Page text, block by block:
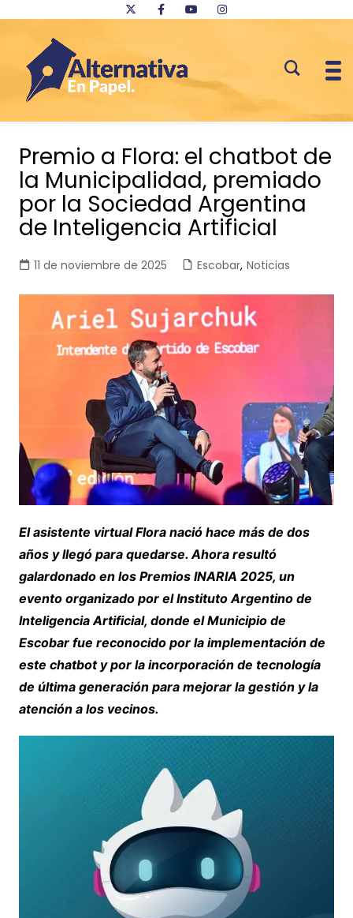
contenido
Premio a Flora: el chatbot de
la Municipalidad, premiado
por la Sociedad Argentina
de Inteligencia Artificial
11 de noviembre de 2025 Escobar, Noticias
El asistente virtual Flora nació hace más de dos
años y llegó para quedarse. Ahora resultó
galardonado en los Premios INARIA 2025, un
evento organizado por el Instituto Argentino de
Inteligencia Artificial, donde el Municipio de
Escobar fue reconocido por la implementación de
este chatbot y por la incorporación de tecnología
de última generación para mejorar la gestión y la
atención a los vecinos.